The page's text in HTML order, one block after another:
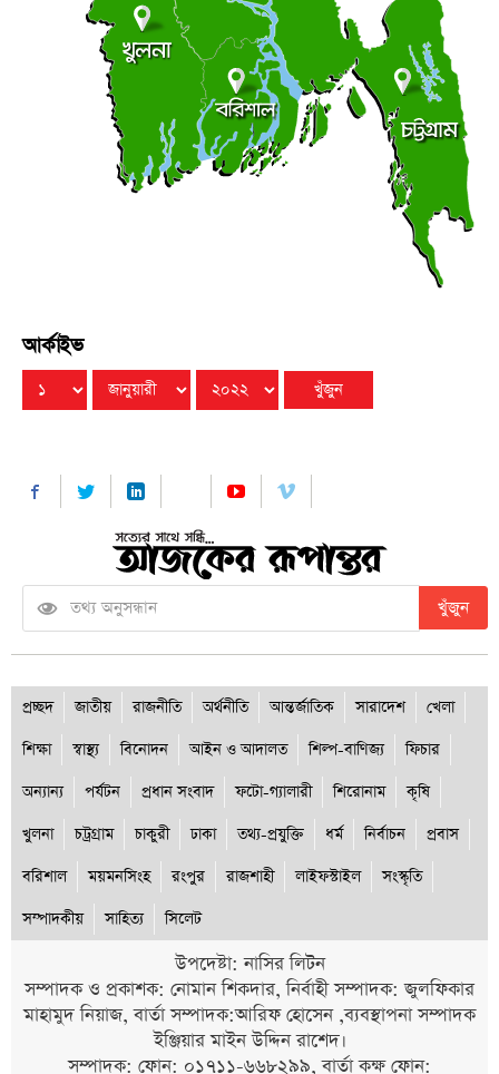
লালমোহনে ফেয়ার ডায়াগনস্টিক সেন্টারের উদ্বোধন
বৃহস্পতিবার ● ৬ আগস্ট ২০২৬
আর্কাইভ
খুঁজুন
প্রচ্ছদ জাতীয় রাজনীতি অর্থনীতি আন্তর্জাতিক সারাদেশ
খেলা
শিক্ষা
স্বাস্থ্য বিনোদন আইন ও আদালত শিল্প-বাণিজ্য
ফিচার
অন্যান্য
পর্যটন প্রধান সংবাদ ফটো-গ্যালারী শিরোনাম
কৃষি
খুলনা
চট্রগ্রাম চাকুরী ঢাকা তথ্য-প্রযুক্তি ধর্ম নির্বাচন
প্রবাস
বরিশাল
ময়মনসিংহ রংপুর রাজশাহী লাইফস্টাইল
সংস্কৃতি
সম্পাদকীয়
সাহিত্য সিলেট
উপদেষ্টা: নাসির লিটন
সম্পাদক ও প্রকাশক: নোমান শিকদার, নির্বাহী সম্পাদক: জুলফিকার
মাহামুদ নিয়াজ, বার্তা সম্পাদক:আরিফ হোসেন ,ব্যবস্থাপনা সম্পাদক
ইঞ্জিয়ার মাইন উদ্দিন রাশেদ।
সম্পাদক: ফোন: ০১৭১১-৬৬৮২৯৯, বার্তা কক্ষ ফোন: